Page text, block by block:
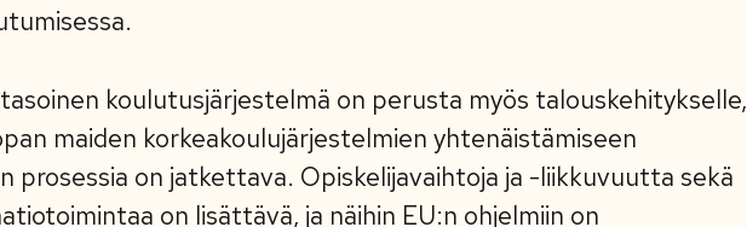
koulutusjärjestelmä on perusta myös talouskehitykselle,
maiden korkeakoulujärjestelmien yhtenäistämiseen
prosessia on jatkettava. Opiskelijavaihtoja ja -liikkuvuutta sekä
on lisättävä, ja näihin EU:n ohjelmiin on